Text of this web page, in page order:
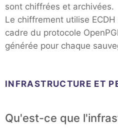
sont chiffrées et archivées.
Le chiffrement utilise
cadre du protocole
générée pour chaque
INFRASTRUCTURE ET
Qu'est-ce que